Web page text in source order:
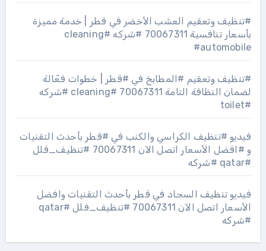
#تنظيف وتعقيم العشب الأخضر في قطر | خدمة مميزة
بأسعار تنافسية 70067311 #شركه #cleaning
#automobile
#تنظيف وتعقيم #المطابخ في #قطر | خطوات فعّالة
لضمان النظافة التامة 70067311 #cleaning #شركه
#toilet
فيديو #تنظيف الكراسي والكنب في #قطر بأحدث التقنيات
و #افضل الأسعار اتصل الآن 70067311 #تنظيف_فلل
#qatar #شركه
فيديو تنظيف السجاد في قطر بأحدث التقنيات وافضل
الأسعار اتصل الآن 70067311 #تنظيف_فلل #qatar
#شركه